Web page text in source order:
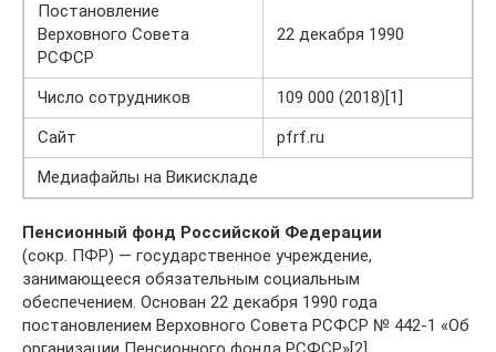
Постановление
Верховного Совета
РСФСР
22 декабря 1990
Число сотрудников
109 000 (2018)[1]
Сайт
pfrf.ru
Медиафайлы на Викискладе
Пенсионный фонд Российской Федерации
(сокр. ПФР) — государственное учреждение,
занимающееся обязательным социальным
обеспечением. Основан 22 декабря 1990 года
постановлением Верховного Совета РСФСР № 442-1 «Об